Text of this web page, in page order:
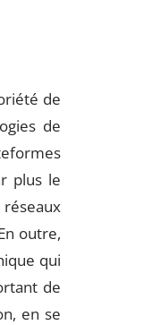
de
de
plus le
outre,
qui
de
en se